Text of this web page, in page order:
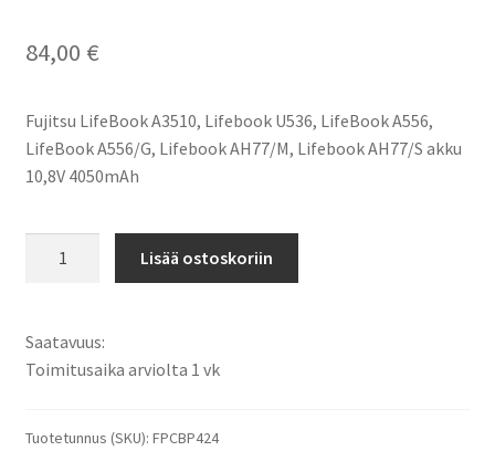
84,00 €
Fujitsu LifeBook A3510, Lifebook U536, LifeBook A556,
LifeBook A556/G, Lifebook AH77/M, Lifebook AH77/S akku
10,8V 4050mAh
U536, LifeBook
A556, LifeBook
AH77/M, Lifebook
Lisää ostoskoriin
Saatavuus:
Toimitusaika arviolta 1 vk
Tuotetunnus (SKU): FPCBP424